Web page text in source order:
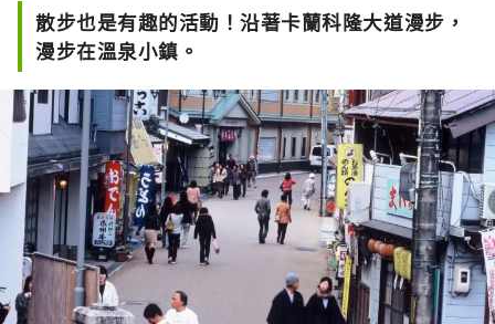
受大自然中的天然溫泉。在全國露天浴
池排名中被評為“西方的橫綱”，可以
郎之湯、長州之湯。
・由於是男女混合浴場，建議女性穿著
泳衣（租借）。有一個簡單的更衣室
散步也是有趣的活動！沿著卡蘭科隆大道漫步，
漫步在溫泉小鎮。